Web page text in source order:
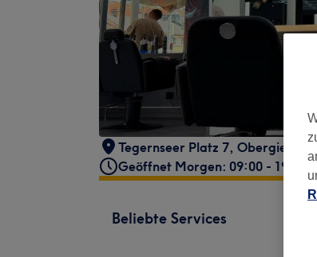
Tegernseer Platz 7, Obergiesing,
Geöffnet Morgen: 09:00 - 19:00
Beliebte Services